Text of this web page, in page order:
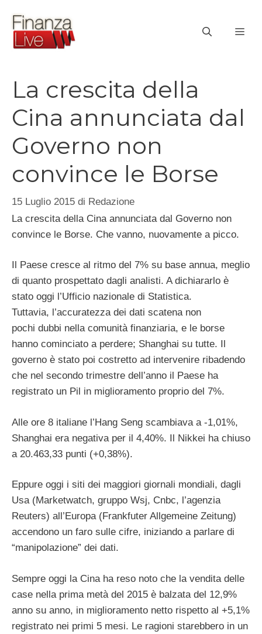
contenuto
La crescita della
Cina annunciata dal
Governo non
convince le Borse
15 Luglio 2015 di Redazione
La crescita della Cina annunciata dal Governo non
convince le Borse. Che vanno, nuovamente a picco.
Il Paese cresce al ritmo del 7% su base annua, meglio
di quanto prospettato dagli analisti. A dichiararlo è
stato oggi l’Ufficio nazionale di Statistica.
Tuttavia, l’accuratezza dei dati scatena non
pochi dubbi nella comunità finanziaria, e le borse
hanno cominciato a perdere; Shanghai su tutte. Il
governo è stato poi costretto ad intervenire ribadendo
che nel secondo trimestre dell’anno il Paese ha
registrato un Pil in miglioramento proprio del 7%.
Alle ore 8 italiane l’Hang Seng scambiava a -1,01%,
Shanghai era negativa per il 4,40%. Il Nikkei ha chiuso
a 20.463,33 punti (+0,38%).
Eppure oggi i siti dei maggiori giornali mondiali, dagli
Usa (Marketwatch, gruppo Wsj, Cnbc, l’agenzia
Reuters) all’Europa (Frankfuter Allgemeine Zeitung)
accendono un faro sulle cifre, iniziando a parlare di
“manipolazione” dei dati.
Sempre oggi la Cina ha reso noto che la vendita delle
case nella prima metà del 2015 è balzata del 12,9%
anno su anno, in miglioramento netto rispetto al +5,1%
registrato nei primi 5 mesi. Le ragioni starebbero in un